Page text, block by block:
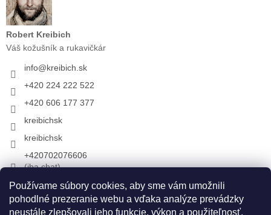
Používame súbory cookies, aby sme vám umožnili
pohodlné prezeranie webu a vďaka analýze prevádzky
neustále zlepšovali jeho funkcie, výkon a použiteľnosť.
Robert Kreibich
Váš kožušník a rukavičkár
info@kreibich.sk
+420 224 222 522
+420 606 177 377
kreibichsk
kreibichsk
+420702076606
(iba chat)
Prijímame online platby